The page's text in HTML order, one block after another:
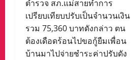
ตำรวจ สภ.แม่สายทำการ
เปรียบเทียบปรับเป็นจำนวนเงิน
รวม 75,360 บาทดังกล่าว ตน
ต้องเดือดร้อนไปขอกู้ยืมเพื่อน
บ้านมาไปจ่ายชำระค่าปรับดัง